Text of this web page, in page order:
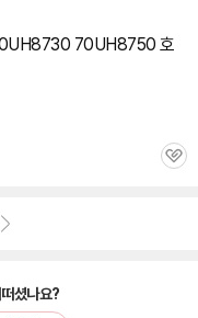
70UH8750 호
관
셨나요?